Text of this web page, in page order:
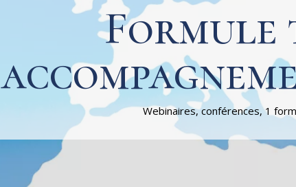
Webinaires, conférences, 1